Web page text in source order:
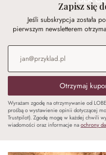
Zapisz się
Jeśli subskrypcja została
pierwszym newsletterem
Adres e-mail
Otrzymaj
Wyrażam zgodę na otrzymywanie od
prośbą o wystawienie opinii dotyczącej
Trustpilot). Zgodę mogę w każdej chwili
wiadomości oraz informacje naochrony